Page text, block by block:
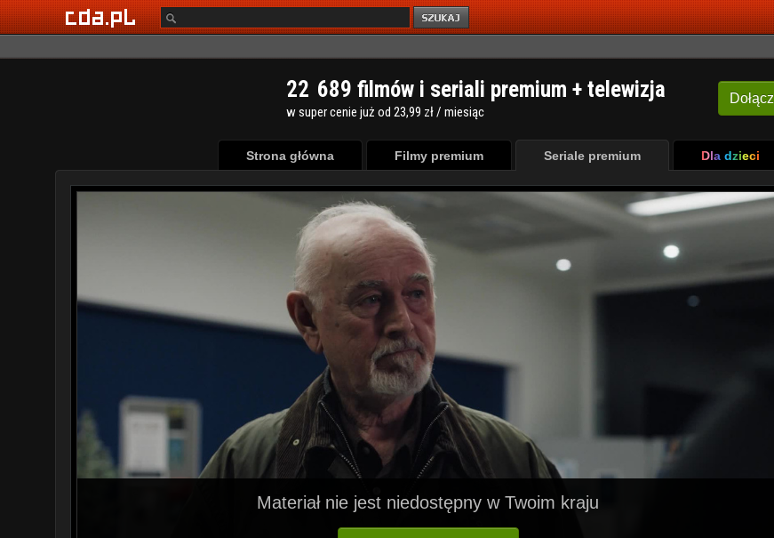
Dołącz
22 689 filmów i seriali premium + telewizja
w super cenie już od 23,99 zł / miesiąc
Strona główna Filmy premium Seriale premium Dla dzieci
Materiał nie jest niedostępny w Twoim kraju